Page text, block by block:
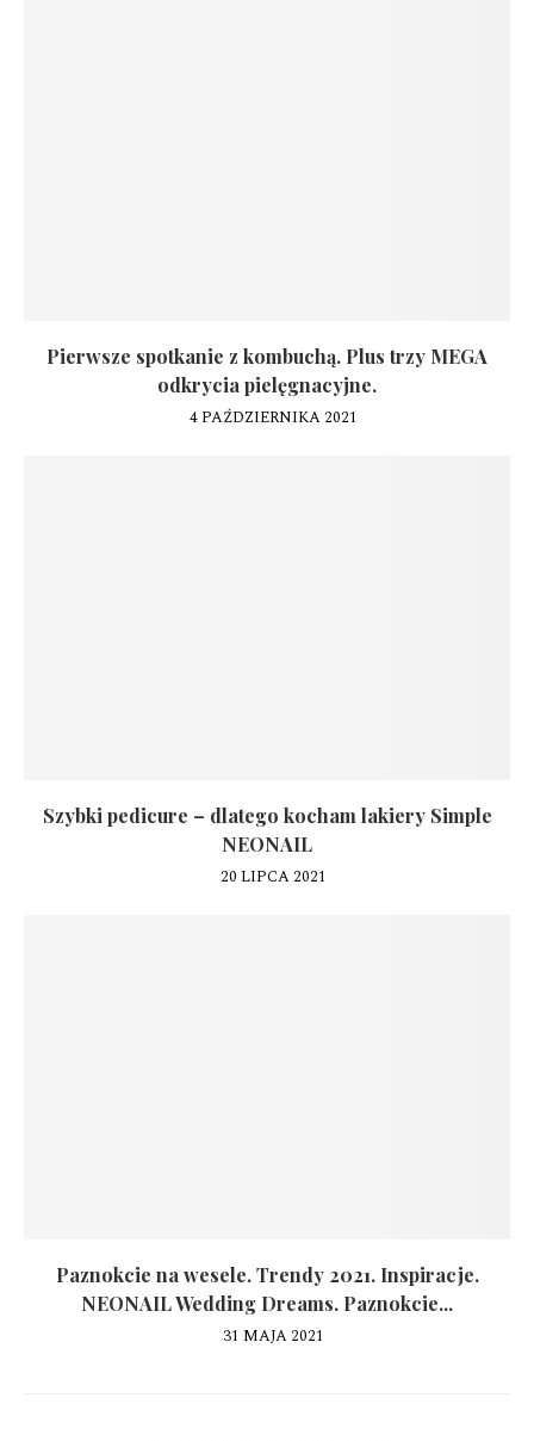
Pierwsze spotkanie z kombuchą. Plus trzy MEGA
odkrycia pielęgnacyjne.
4 PAŹDZIERNIKA 2021
Szybki pedicure – dlatego kocham lakiery Simple
NEONAIL
20 LIPCA 2021
Paznokcie na wesele. Trendy 2021. Inspiracje.
NEONAIL Wedding Dreams. Paznokcie...
31 MAJA 2021